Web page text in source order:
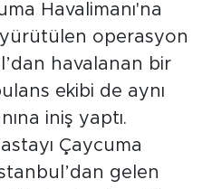
Havalimanı'na
yürütülen operasyon
havalanan bir
ekibi de aynı
iniş yaptı.
Çaycuma
gelen